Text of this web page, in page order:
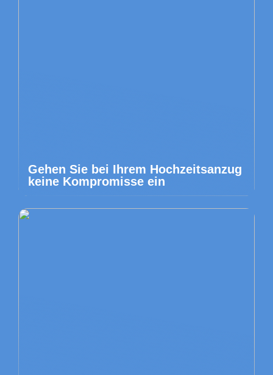
Gehen Sie bei Ihrem Hochzeitsanzug
keine Kompromisse ein